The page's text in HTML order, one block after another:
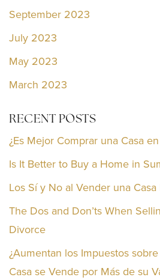
September 2023
July 2023
May 2023
March 2023
RECENT POSTS
¿Es Mejor Comprar una Casa
Is It Better to Buy a Home in
Los Sí y No al Vender una
The Dos and Don’ts When
Divorce
¿Aumentan los Impuestos
Casa se Vende por Más de su